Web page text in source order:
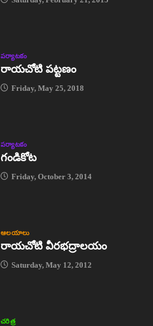
పర్యాటకం
రాయచోటి పట్టణం
Friday, May 25, 2018
పర్యాటకం
గండికోట
Friday, October 3, 2014
ఆలయాలు
రాయచోటి వీరభద్రాలయం
Saturday, May 12, 2012
చరిత్ర